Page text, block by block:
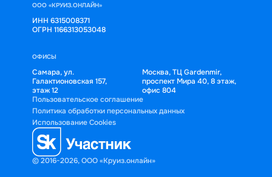
ООО «КРУИЗ.ОНЛАЙН»
ИНН 6315008371
ОГРН 1166313053048
ОФИСЫ
Самара, ул.
Галактионовская 157,
этаж 12
Москва, ТЦ Gardenmir,
проспект Мира 40, 8 этаж,
офис 804
© 2016-2026, ООО «Круиз.онлайн»
Пользовательское соглашение
Политика обработки персональных данных
Использование Cookies